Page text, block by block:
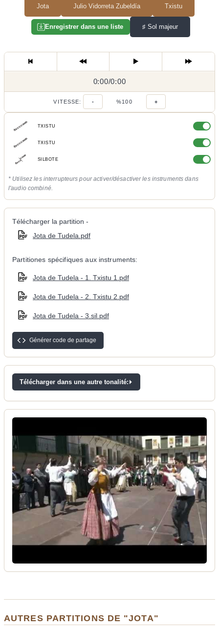
Jota Julio Vidorreta Zubeldía Txistu
Enregistrer dans une liste ♯ Sol majeur
0:00/
0:00/0:00
VITESSE: - %100 +
TXISTU
TXISTU
SILBOTE
* Utilisez les interrupteurs pour activer/désactiver les instruments dans
l'audio combiné.
Télécharger la partition -
Jota de Tudela.pdf
Partitiones spécifiques aux instruments:
Jota de Tudela - 1. Txistu 1.pdf
Jota de Tudela - 2. Txistu 2.pdf
Jota de Tudela - 3.sil.pdf
Générer code de partage
Télécharger dans une autre tonalité:
AUTRES PARTITIONS DE "JOTA"